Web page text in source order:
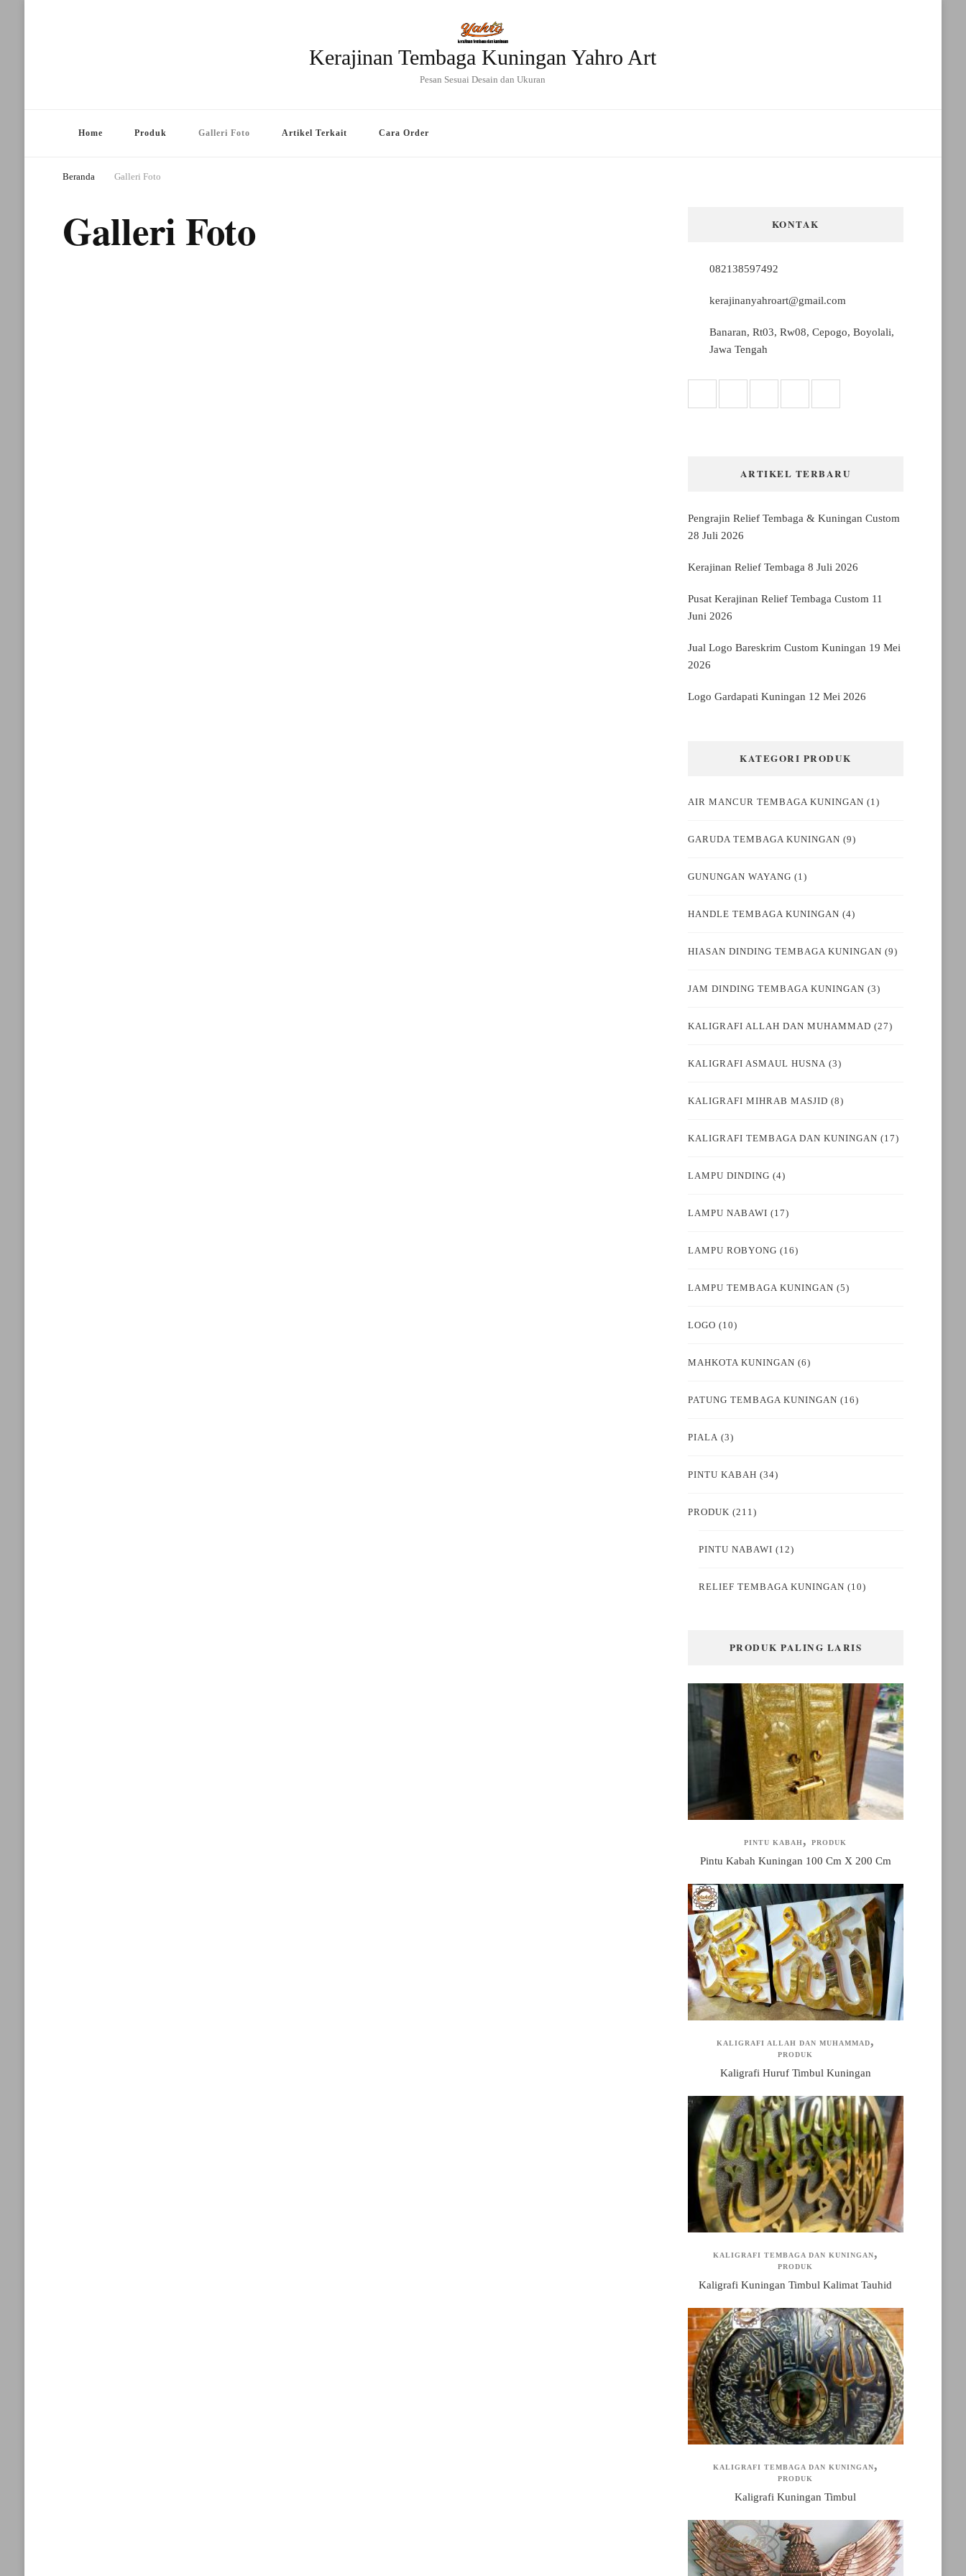
Kerajinan Tembaga Kuningan Yahro Art
Pesan Sesuai Desain dan Ukuran
Home Produk Galleri Foto Artikel Terkait Cara Order
Beranda Galleri Foto
Galleri Foto KONTAK
082138597492
kerajinanyahroart@gmail.com
Banaran, Rt03, Rw08, Cepogo, Boyolali,
Jawa Tengah
ARTIKEL TERBARU
Pengrajin Relief Tembaga & Kuningan Custom
28 Juli 2026
Kerajinan Relief Tembaga 8 Juli 2026
Pusat Kerajinan Relief Tembaga Custom 11
Juni 2026
Jual Logo Bareskrim Custom Kuningan 19 Mei
2026
Logo Gardapati Kuningan 12 Mei 2026
KATEGORI PRODUK
AIR MANCUR TEMBAGA KUNINGAN (1)
GARUDA TEMBAGA KUNINGAN (9)
GUNUNGAN WAYANG (1)
HANDLE TEMBAGA KUNINGAN (4)
HIASAN DINDING TEMBAGA KUNINGAN (9)
JAM DINDING TEMBAGA KUNINGAN (3)
KALIGRAFI ALLAH DAN MUHAMMAD (27)
KALIGRAFI ASMAUL HUSNA (3)
KALIGRAFI MIHRAB MASJID (8)
KALIGRAFI TEMBAGA DAN KUNINGAN (17)
LAMPU DINDING (4)
LAMPU NABAWI (17)
LAMPU ROBYONG (16)
LAMPU TEMBAGA KUNINGAN (5)
LOGO (10)
MAHKOTA KUNINGAN (6)
PATUNG TEMBAGA KUNINGAN (16)
PIALA (3)
PINTU KABAH (34)
PRODUK (211)
PINTU NABAWI (12)
RELIEF TEMBAGA KUNINGAN (10)
PRODUK PALING LARIS
PINTU KABAH PRODUK
Pintu Kabah Kuningan 100 Cm X 200 Cm
KALIGRAFI ALLAH DAN MUHAMMAD
PRODUK
Kaligrafi Huruf Timbul Kuningan
KALIGRAFI TEMBAGA DAN KUNINGAN
PRODUK
Kaligrafi Kuningan Timbul Kalimat Tauhid
KALIGRAFI TEMBAGA DAN KUNINGAN
PRODUK
Kaligrafi Kuningan Timbul